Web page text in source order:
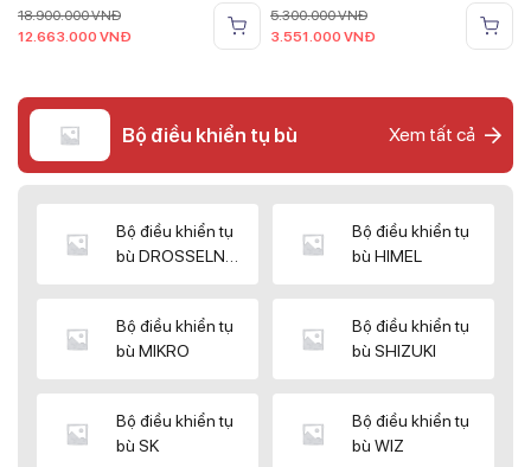
18.900.000VNĐ
12.663.000 VNĐ
5.300.000VNĐ
3.551.000 VNĐ
Bộ điều khiển tụ bù Xem tất cả
Bộ điều khiển tụ
bù DROSSELN
Bộ điều khiển tụ
bù HIMEL
Bộ điều khiển tụ
bù MIKRO
Bộ điều khiển tụ
bù SHIZUKI
Bộ điều khiển tụ
bù SK
Bộ điều khiển tụ
bù WIZ